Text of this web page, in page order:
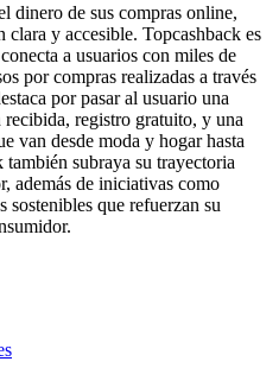
dinero de sus compras online,
y accesible. Topcashback es
a usuarios con miles de
por compras realizadas a través
por pasar al usuario una
registro gratuito, y una
van desde moda y hogar hasta
subraya su trayectoria
además de iniciativas como
sostenibles que refuerzan su